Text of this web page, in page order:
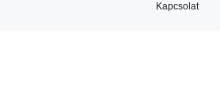
Kapcsolat